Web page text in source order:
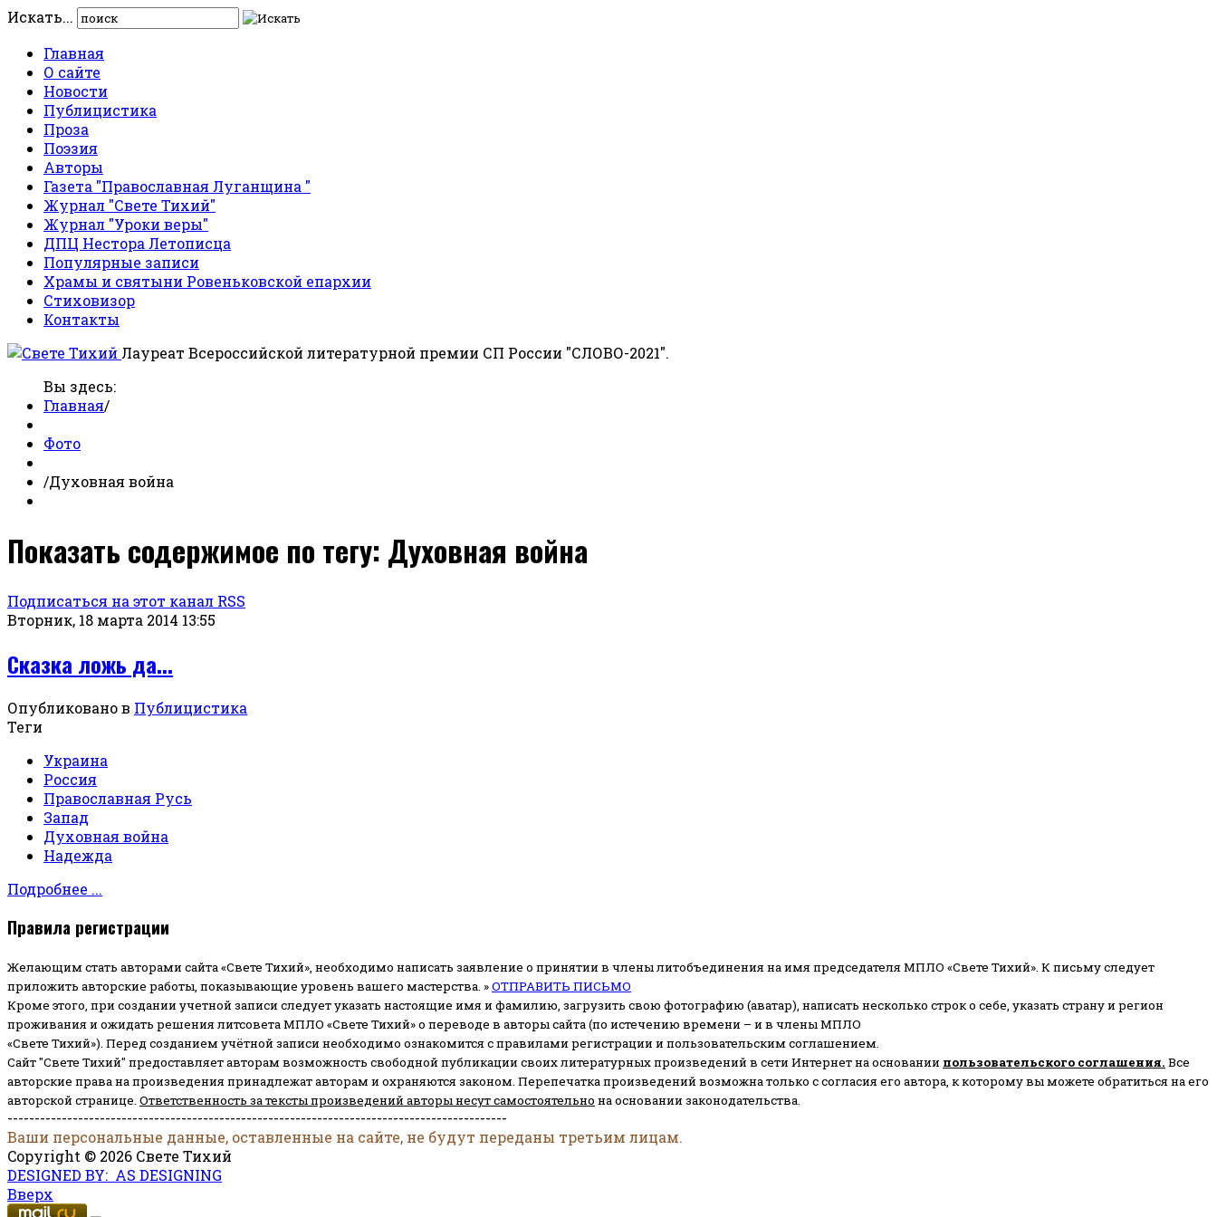
Искать...
Главная
О сайте
Новости
Публицистика
Проза
Поэзия
Авторы
Газета "Православная Луганщина "
Журнал "Свете Тихий"
Журнал "Уроки веры"
ДПЦ Нестора Летописца
Популярные записи
Храмы и святыни Ровеньковской епархии
Стиховизор
Контакты
Лауреат Всероссийской литературной премии СП России "СЛОВО-2021".
Вы здесь:
Главная/
Фото
/Духовная война
Показать содержимое по тегу: Духовная война
Подписаться на этот канал RSS
Вторник, 18 марта 2014 13:55
Сказка ложь да...
Опубликовано в Публицистика
Теги
Украина
Россия
Православная Русь
Запад
Духовная война
Надежда
Подробнее ...
Правила регистрации
Желающим стать авторами сайта «Свете Тихий», необходимо написать заявление о принятии в члены литобъединения на имя председателя МПЛО «Свете Тихий». К письму следует
приложить авторские работы, показывающие уровень вашего мастерства. »ОТПРАВИТЬ ПИСЬМО
Кроме этого, при создании учетной записи следует указать настоящие имя и фамилию, загрузить свою фотографию (аватар), написать несколько строк о себе, указать страну и регион
проживания и ожидать решения литсовета МПЛО «Свете Тихий» о переводе в авторы сайта (по истечению времени – и в члены МПЛО
«Свете Тихий»). Перед созданием учётной записи необходимо ознакомится с правилами регистрации и пользовательским соглашением.
Сайт "Свете Тихий" предоставляет авторам возможность свободной публикации своих литературных произведений в сети Интернет на основании пользовательского соглашения. Все
авторские права на произведения принадлежат авторам и охраняются законом. Перепечатка произведений возможна только с согласия его автора, к которому вы можете обратиться на его
авторской странице. Ответственность за тексты произведений авторы несут самостоятельно на основании законодательства.
--------------------------------------------------------------------------------------------
Ваши персональные данные, оставленные на сайте, не будут переданы третьим лицам.
Copyright © 2026 Свете Тихий
DESIGNED BY: AS DESIGNING
Вверх